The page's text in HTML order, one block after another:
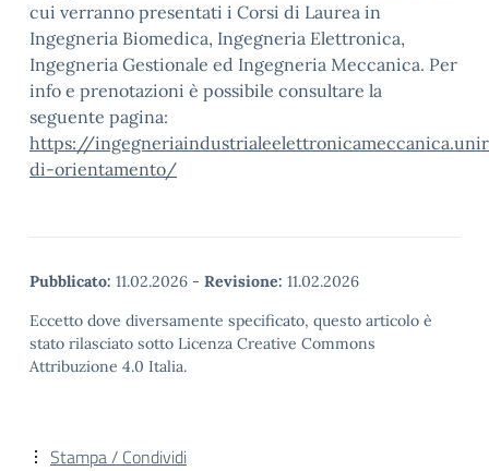
cui verranno presentati i Corsi di Laurea in
Ingegneria Biomedica, Ingegneria Elettronica,
Ingegneria Gestionale ed Ingegneria Meccanica. Per
info e prenotazioni è possibile consultare la
seguente pagina:
https://
di-orientamento/
Pubblicato: 11.02.2026 - Revisione: 11.02.2026
Eccetto dove diversamente specificato, questo articolo è
stato rilasciato sotto Licenza Creative Commons
Attribuzione 4.0 Italia.
Stampa / Condividi